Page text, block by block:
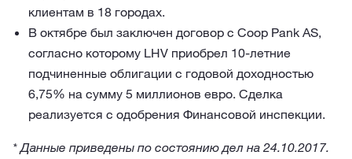
клиентам в 18 городах.
В октябре был заключен договор с Coop Pank AS,
согласно которому LHV приобрел 10-летние
подчиненные облигации с годовой доходностью
6,75% на сумму 5 миллионов евро. Сделка
реализуется с одобрения Финансовой инспекции.
* Данные приведены по состоянию дел на 24.10.2017.